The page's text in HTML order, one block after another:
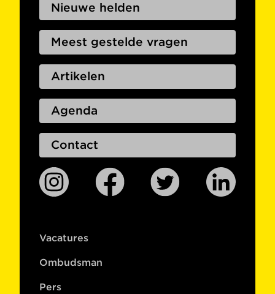
Nieuwe helden
Meest gestelde vragen
Artikelen
Agenda
Contact
Vacatures
Ombudsman
Pers